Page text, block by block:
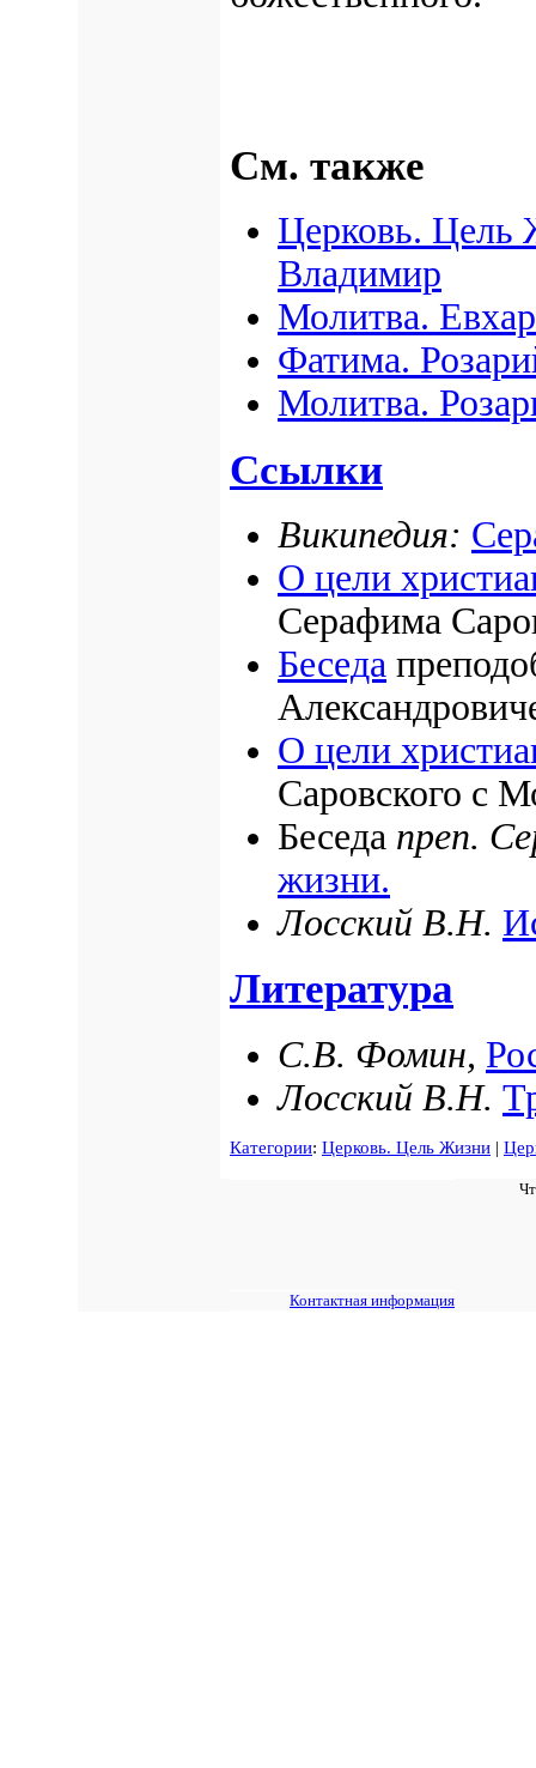
См. также
Церковь. Цель
Владимир
Молитва.
Фатима.
Молитва.
Ссылки
Википедия:
О цели
Серафима
Беседа
О цели
Саровского с
Беседа преп.
жизни.
Лосский В.Н.
Литература
С.В. Фомин,
Лосский В.Н.
Категории: Церковь. Цель Жизни |
Контактная информация